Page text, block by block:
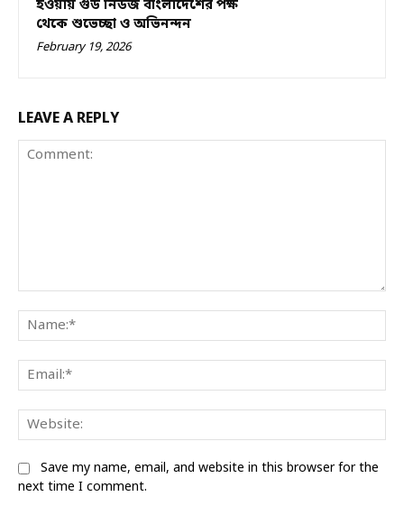
হওয়ায় গুড নিউজ বাংলাদেশের পক্ষ
থেকে শুভেচ্ছা ও অভিনন্দন
February 19, 2026
LEAVE A REPLY
Save my name, email, and website in this browser for the
next time I comment.